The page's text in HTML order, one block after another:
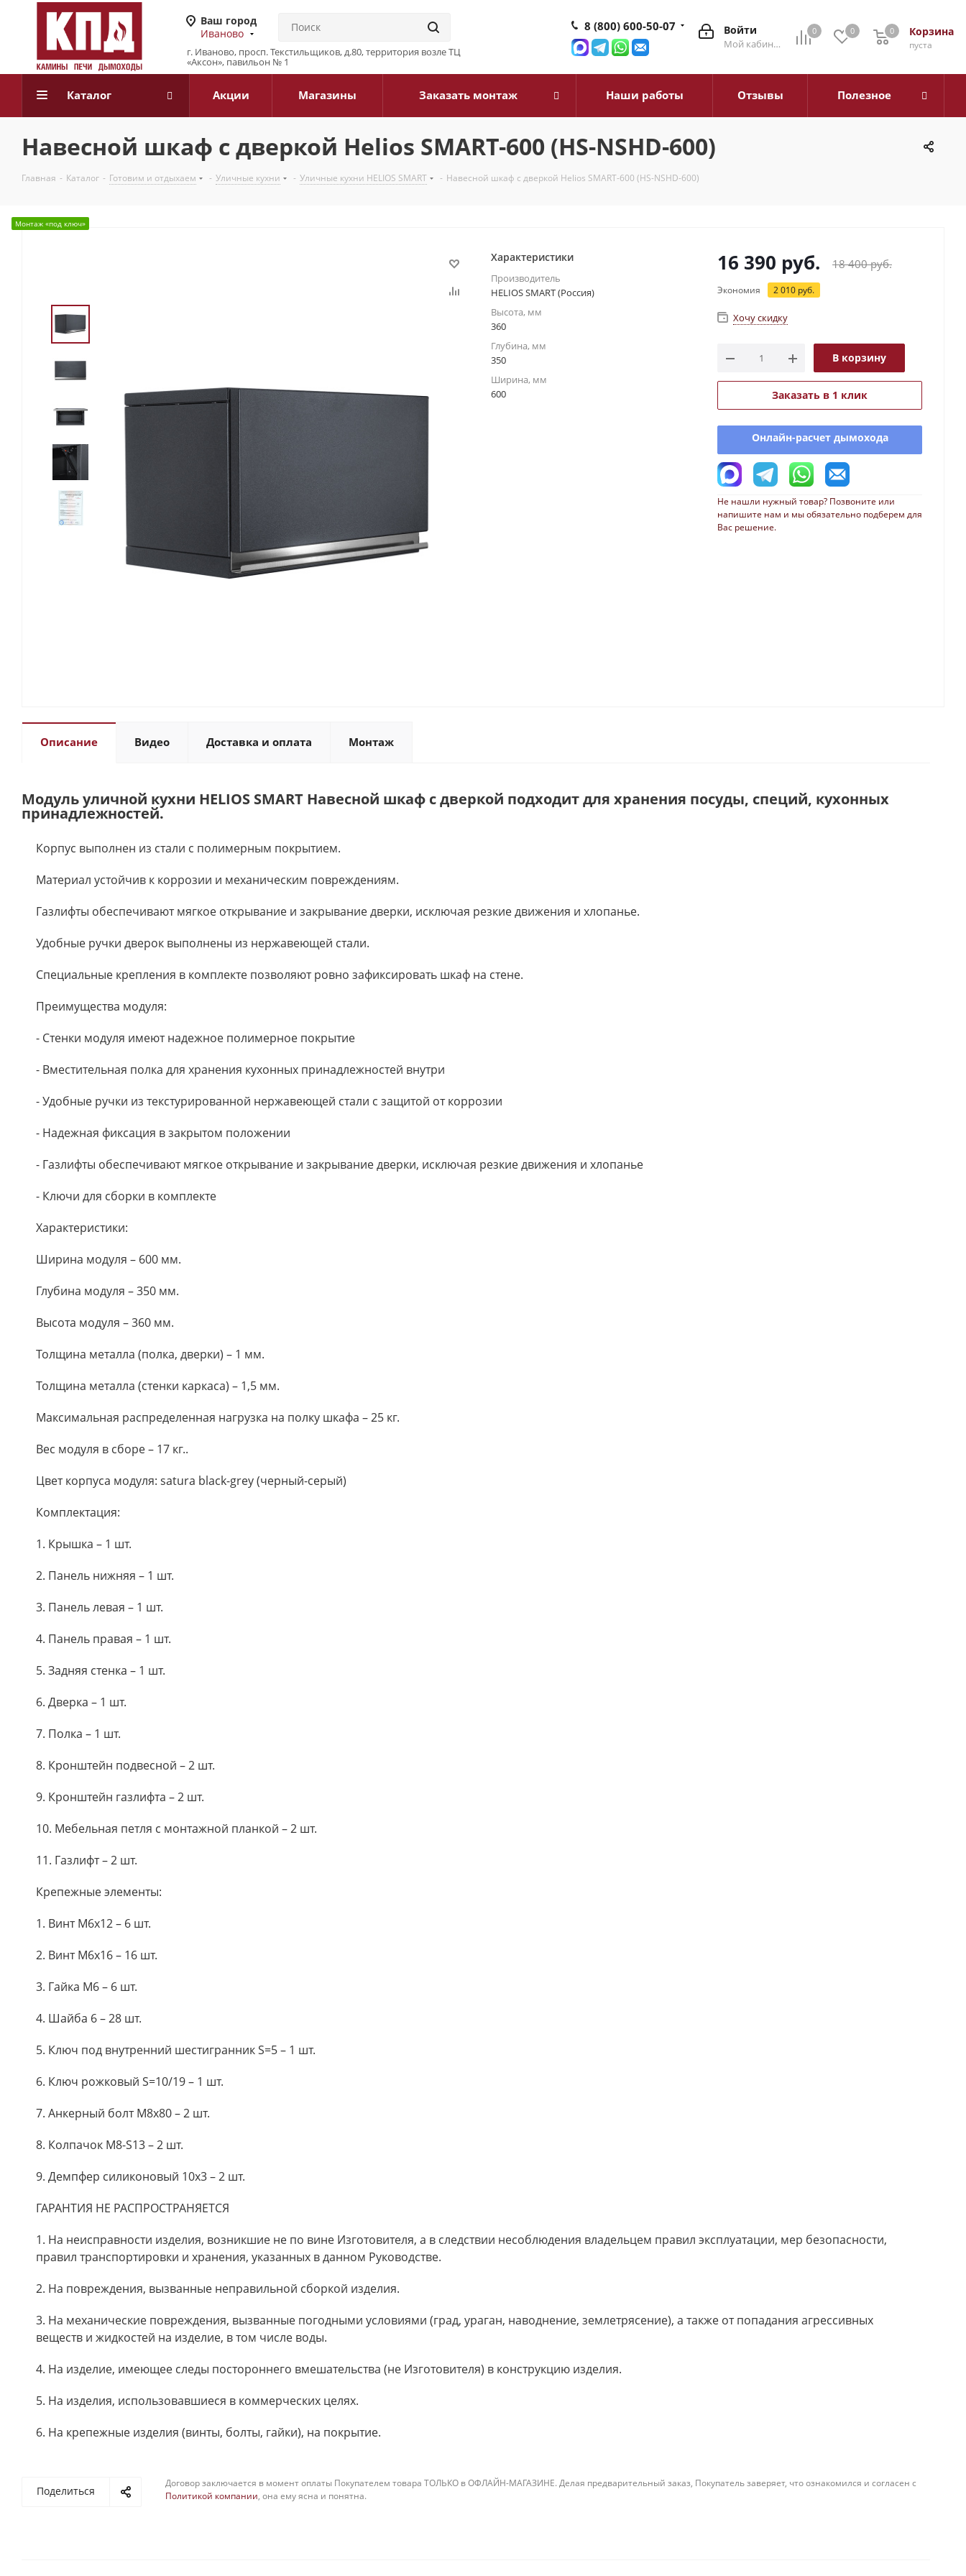
Ваш город
Иваново
г. Иваново, просп. Текстильщиков, д.80, территория возле ТЦ
«Аксон», павильон № 1
0 0 Корзина
0
пуста
0
Войти
Мой кабинет
8 (800) 600-50-07
Каталог Акции Магазины Заказать монтаж Наши работы Отзывы Полезное
Навесной шкаф с дверкой Helios SMART-600 (HS-NSHD-600)
Главная - Каталог - Готовим и отдыхаем - Уличные кухни - Уличные кухни HELIOS SMART - Навесной шкаф с дверкой Helios SMART-600 (HS-NSHD-600)
Монтаж «под ключ»
Характеристики
Производитель
HELIOS SMART (Россия)
Высота, мм
360
Глубина, мм
350
Ширина, мм
600
16 390 руб. 18 400руб.
Экономия 2 010 руб.
Хочу скидку
В корзину
Заказать в 1 клик
Онлайн-расчет дымохода
Не нашли нужный товар? Позвоните или
напишите нам и мы обязательно подберем для
Вас решение.
Описание Видео Доставка и оплата Монтаж
Модуль уличной кухни HELIOS SMART Навесной шкаф с дверкой подходит для хранения посуды, специй, кухонных
принадлежностей.
Корпус выполнен из стали с полимерным покрытием.
Материал устойчив к коррозии и механическим повреждениям.
Газлифты обеспечивают мягкое открывание и закрывание дверки, исключая резкие движения и хлопанье.
Удобные ручки дверок выполнены из нержавеющей стали.
Специальные крепления в комплекте позволяют ровно зафиксировать шкаф на стене.
Преимущества модуля:
- Стенки модуля имеют надежное полимерное покрытие
- Вместительная полка для хранения кухонных принадлежностей внутри
- Удобные ручки из текстурированной нержавеющей стали с защитой от коррозии
- Надежная фиксация в закрытом положении
- Газлифты обеспечивают мягкое открывание и закрывание дверки, исключая резкие движения и хлопанье
- Ключи для сборки в комплекте
Характеристики:
Ширина модуля – 600 мм.
Глубина модуля – 350 мм.
Высота модуля – 360 мм.
Толщина металла (полка, дверки) – 1 мм.
Толщина металла (стенки каркаса) – 1,5 мм.
Максимальная распределенная нагрузка на полку шкафа – 25 кг.
Вес модуля в сборе – 17 кг..
Цвет корпуса модуля: satura black-grey (черный-серый)
Комплектация:
1. Крышка – 1 шт.
2. Панель нижняя – 1 шт.
3. Панель левая – 1 шт.
4. Панель правая – 1 шт.
5. Задняя стенка – 1 шт.
6. Дверка – 1 шт.
7. Полка – 1 шт.
8. Кронштейн подвесной – 2 шт.
9. Кронштейн газлифта – 2 шт.
10. Мебельная петля с монтажной планкой – 2 шт.
11. Газлифт – 2 шт.
Крепежные элементы:
1. Винт М6х12 – 6 шт.
2. Винт М6х16 – 16 шт.
3. Гайка М6 – 6 шт.
4. Шайба 6 – 28 шт.
5. Ключ под внутренний шестигранник S=5 – 1 шт.
6. Ключ рожковый S=10/19 – 1 шт.
7. Анкерный болт М8х80 – 2 шт.
8. Колпачок М8-S13 – 2 шт.
9. Демпфер силиконовый 10х3 – 2 шт.
ГАРАНТИЯ НЕ РАСПРОСТРАНЯЕТСЯ
1. На неисправности изделия, возникшие не по вине Изготовителя, а в следствии несоблюдения владельцем правил эксплуатации, мер безопасности,
правил транспортировки и хранения, указанных в данном Руководстве.
2. На повреждения, вызванные неправильной сборкой изделия.
3. На механические повреждения, вызванные погодными условиями (град, ураган, наводнение, землетрясение), а также от попадания агрессивных
веществ и жидкостей на изделие, в том числе воды.
4. На изделие, имеющее следы постороннего вмешательства (не Изготовителя) в конструкцию изделия.
5. На изделия, использовавшиеся в коммерческих целях.
6. На крепежные изделия (винты, болты, гайки), на покрытие.
Поделиться
Договор заключается в момент оплаты Покупателем товара ТОЛЬКО в ОФЛАЙН-МАГАЗИНЕ. Делая предварительный заказ, Покупатель заверяет, что ознакомился и согласен с
Политикой компании, она ему ясна и понятна.